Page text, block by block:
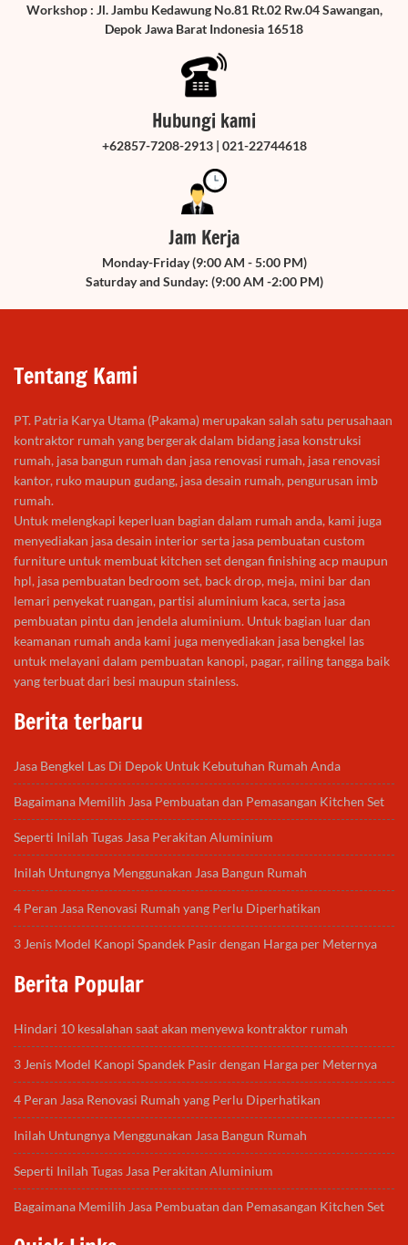
Workshop : Jl. Jambu Kedawung No.81 Rt.02 Rw.04 Sawangan,
Depok Jawa Barat Indonesia 16518
Hubungi kami
+62857-7208-2913 | 021-22744618
Jam Kerja
Monday-Friday (9:00 AM - 5:00 PM)
Saturday and Sunday: (9:00 AM -2:00 PM)
Tentang Kami
PT. Patria Karya Utama (Pakama) merupakan salah satu perusahaan
kontraktor rumah yang bergerak dalam bidang jasa konstruksi
rumah, jasa bangun rumah dan jasa renovasi rumah, jasa renovasi
kantor, ruko maupun gudang, jasa desain rumah, pengurusan imb
rumah.
Untuk melengkapi keperluan bagian dalam rumah anda, kami juga
menyediakan jasa desain interior serta jasa pembuatan custom
furniture untuk membuat kitchen set dengan finishing acp maupun
hpl, jasa pembuatan bedroom set, back drop, meja, mini bar dan
lemari penyekat ruangan, partisi aluminium kaca, serta jasa
pembuatan pintu dan jendela aluminium. Untuk bagian luar dan
keamanan rumah anda kami juga menyediakan jasa bengkel las
untuk melayani dalam pembuatan kanopi, pagar, railing tangga baik
yang terbuat dari besi maupun stainless.
Berita terbaru
Jasa Bengkel Las Di Depok Untuk Kebutuhan Rumah Anda
Bagaimana Memilih Jasa Pembuatan dan Pemasangan Kitchen Set
Seperti Inilah Tugas Jasa Perakitan Aluminium
Inilah Untungnya Menggunakan Jasa Bangun Rumah
4 Peran Jasa Renovasi Rumah yang Perlu Diperhatikan
3 Jenis Model Kanopi Spandek Pasir dengan Harga per Meternya
Berita Popular
Hindari 10 kesalahan saat akan menyewa kontraktor rumah
3 Jenis Model Kanopi Spandek Pasir dengan Harga per Meternya
4 Peran Jasa Renovasi Rumah yang Perlu Diperhatikan
Inilah Untungnya Menggunakan Jasa Bangun Rumah
Seperti Inilah Tugas Jasa Perakitan Aluminium
Bagaimana Memilih Jasa Pembuatan dan Pemasangan Kitchen Set